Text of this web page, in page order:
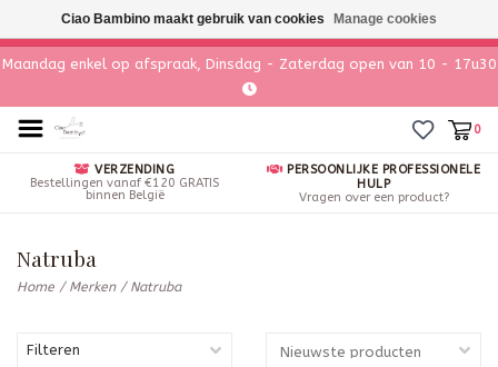
Maandag enkel op afspraak, Dinsdag - Zaterdag open van 10 - 17u30
0
VERZENDING
Bestellingen vanaf €120 GRATIS
binnen België
PERSOONLIJKE PROFESSIONELE
HULP
Vragen over een product?
Natruba
Home / Merken/ Natruba
Filteren
Ciao Bambino maakt gebruik van cookies Manage cookies